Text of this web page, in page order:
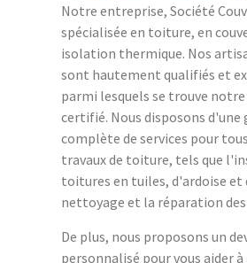
Notre entreprise, Société
spécialisée en toiture, en
isolation thermique. Nos
sont hautement qualifiés et
parmi lesquels se trouve
certifié. Nous disposons d'une
complète de services pour
travaux de toiture, tels que
toitures en tuiles, d'ardoise et
nettoyage et la réparation
De plus, nous proposons un
personnalisé pour vous aider